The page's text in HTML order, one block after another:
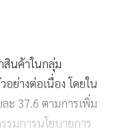
สินค้าในกลุ่ม
ย่างต่อเนื่อง โดยใน
ะ 37.6 ตามการเพิ่ม
มการนโยบายการ